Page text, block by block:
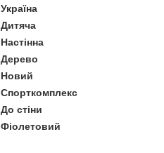
Україна
Дитяча
Настінна
Дерево
Новий
Спорткомплекс
До стіни
Фіолетовий